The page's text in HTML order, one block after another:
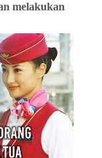
melakukan